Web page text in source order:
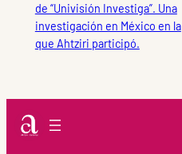
de “Univisión Investiga”. Una
investigación en México en la
que Ahtziri participó.